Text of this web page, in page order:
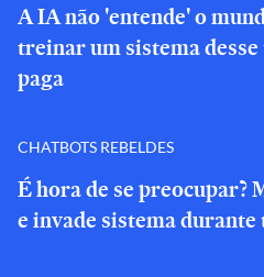
A IA não 'entende' o
treinar um sistema
paga
CHATBOTS REBELDES
É hora de se preocupar?
e invade sistema durante